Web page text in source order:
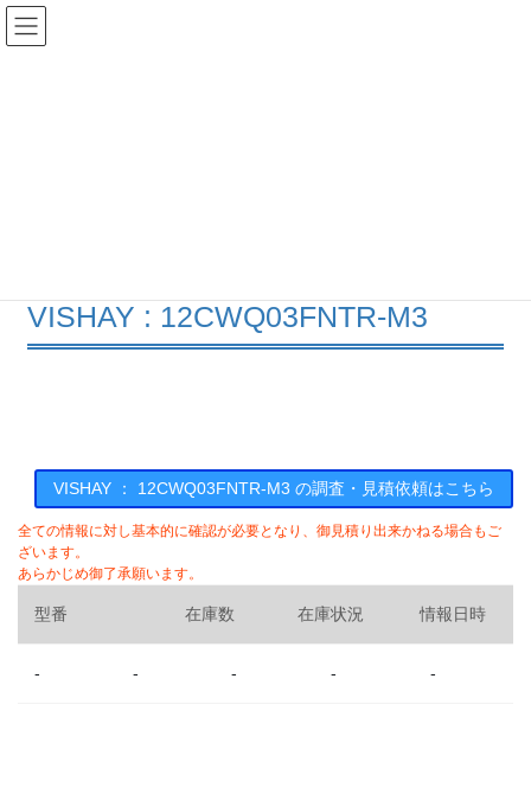
コ
ン
ナ
ビ
VISHAY : 12CWQ03FNTR-M3
VISHAY ： 12CWQ03FNTR-M3 の調査・見積依頼はこちら
全ての情報に対し基本的に確認が必要となり、御見積り出来かねる場合もご
ざいます。
あらかじめ御了承願います。
型番 在庫数 在庫状況 情報日時
- - - - -